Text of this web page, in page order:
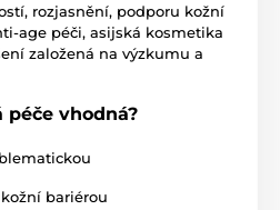
rozjasnění, podporu kožní
age péči, asijská kosmetika
založená na výzkumu a
péče vhodná?
bariérou